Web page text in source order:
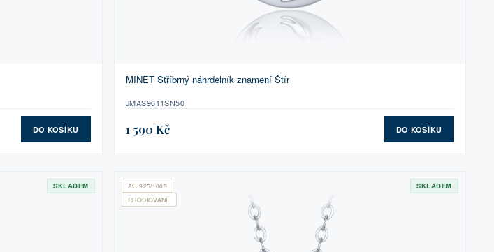
DO KOŠÍKU
MINET Stříbrný náhrdelník znamení Štír
JMAS9611SN50
1 590 Kč DO KOŠÍKU
SKLADEM
AG 925/1000
RHODIOVANÉ
SKLADEM